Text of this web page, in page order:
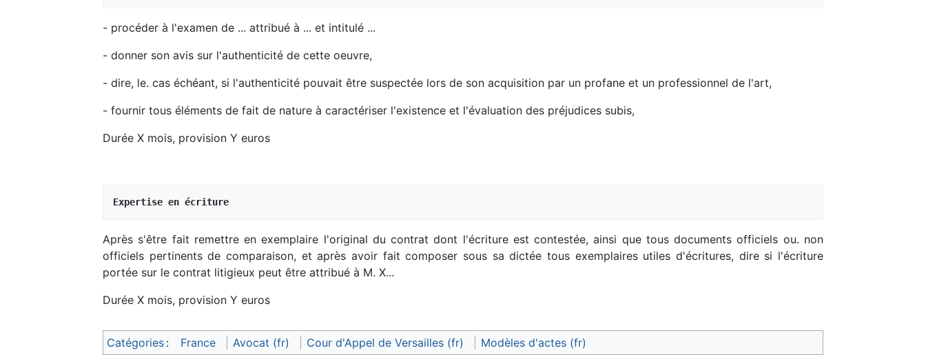
- procéder à l'examen de ... attribué à ... et intitulé ...
- donner son avis sur l'authenticité de cette oeuvre,
- dire, le. cas échéant, si l'authenticité pouvait être suspectée lors de son acquisition par un profane et un professionnel de l'art,
- fournir tous éléments de fait de nature à caractériser l'existence et l'évaluation des préjudices subis,
Durée X mois, provision Y euros
Expertise en écriture
Après s'être fait remettre en exemplaire l'original du contrat dont l'écriture est contestée, ainsi que tous documents officiels ou. non
officiels pertinents de comparaison, et après avoir fait composer sous sa dictée tous exemplaires utiles d'écritures, dire si l'écriture
portée sur le contrat litigieux peut être attribué à M. X...
Durée X mois, provision Y euros
Catégories : France Avocat (fr) Cour d'Appel de Versailles (fr) Modèles d'actes (fr)